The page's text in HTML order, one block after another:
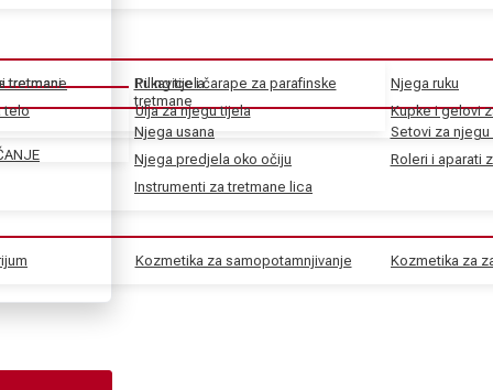
tretmane
Rukavice i čarape za parafinske
tretmane
Njega usana
Njega predjela oko očiju
Instrumenti za tretmane lica
Setovi za njegu
Roleri i aparati
tretmani
telo
Piling tijela
Ulja za njegu tijela
Njega ruku
Kupke i gelovi
Kozmetika za samopotamnjivanje Kozmetika za